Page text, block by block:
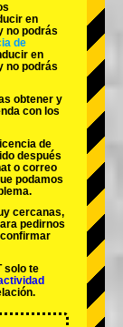
en
no podrás
de
en
no podrás
obtener y
con los
de
después
o correo
podamos
cercanas,
pedirnos
solo te